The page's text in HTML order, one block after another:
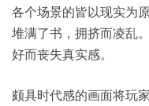
各个场景的皆以现实为
堆满了书，拥挤而凌乱
好而丧失真实感。
颇具时代感的画面将玩